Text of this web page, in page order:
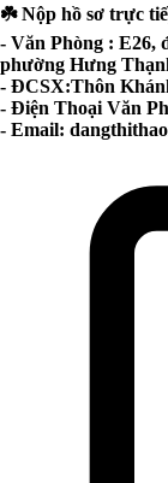
☘️ Nộp hồ sơ trực
- Văn Phòng : E26,
phường Hưng
- ĐCSX:Thôn
- Điện Thoại Văn
- Email: